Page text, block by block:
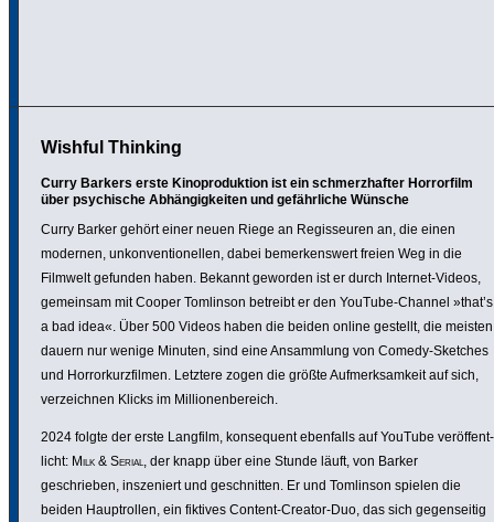
Wishful Thinking
Curry Barkers erste Kinoproduktion ist ein schmerzhafter Horrorfilm
über psychische Abhängigkeiten und gefährliche Wünsche
Curry Barker gehört einer neuen Riege an Regis­seuren an, die einen
modernen, unkon­ven­tio­nellen, dabei bemer­kens­wert freien Weg in die
Filmwelt gefunden haben. Bekannt geworden ist er durch Internet-Videos,
gemeinsam mit Cooper Tomlinson betreibt er den YouTube-Channel »that’s
a bad idea«. Über 500 Videos haben die beiden online gestellt, die meisten
dauern nur wenige Minuten, sind eine Ansamm­lung von Comedy-Sketches
und Horror­kurz­filmen. Letztere zogen die größte Aufmerk­sam­keit auf sich,
verzeichnen Klicks im Millio­nen­be­reich.
2024 folgte der erste Langfilm, konse­quent ebenfalls auf YouTube veröf­fent­
licht: Milk & Serial, der knapp über eine Stunde läuft, von Barker
geschrieben, insze­niert und geschnitten. Er und Tomlinson spielen die
beiden Haupt­rollen, ein fiktives Content-Creator-Duo, das sich gegen­seitig